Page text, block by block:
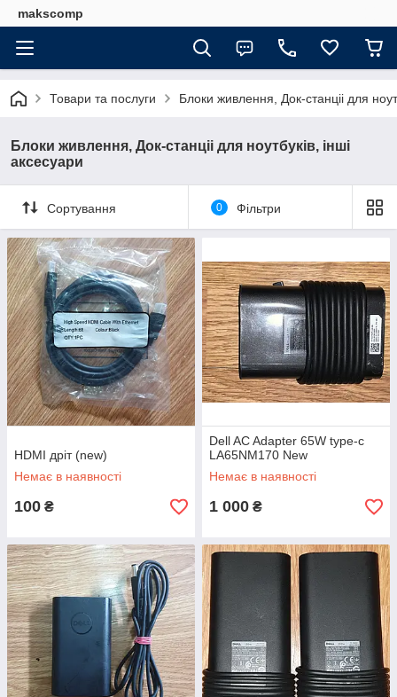
makscomp
Товари та послуги Блоки живлення, Док-станціі для
Блоки живлення, Док-станціі для ноутбуків, інші
аксесуари
Сортування 0 Фільтри
HDMI дріт (new)
Немає в наявності
100 ₴
Dell AC Adapter 65W type-c
LA65NM170 New
Немає в наявності
1 000 ₴